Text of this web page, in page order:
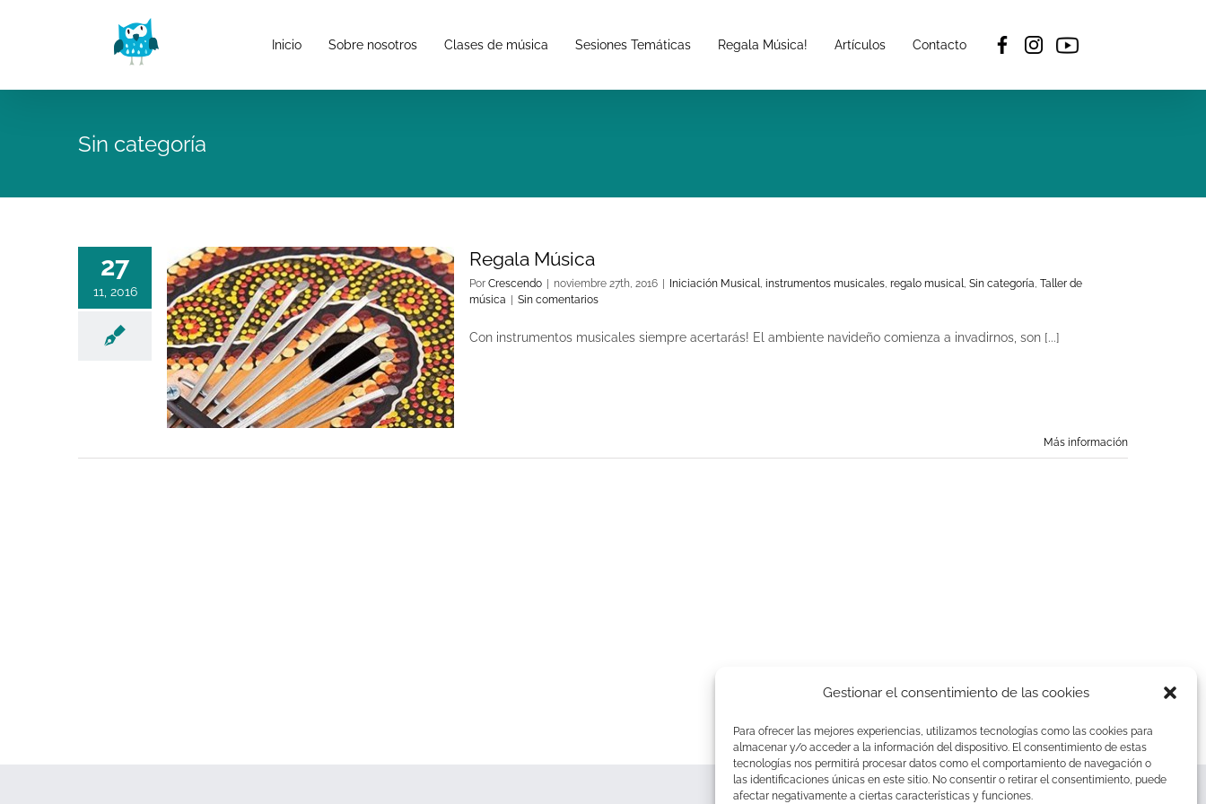
Gestionar el consentimiento de las cookies
Para ofrecer las mejores experiencias, utilizamos tecnologías como las cookies para
almacenar y/o acceder a la información del dispositivo. El consentimiento de estas
tecnologías nos permitirá procesar datos como el comportamiento de navegación o
las identificaciones únicas en este sitio. No consentir o retirar el consentimiento, puede
afectar negativamente a ciertas características y funciones.
Inicio Sobre nosotros Clases de música Sesiones Temáticas Regala Música! Artículos Contacto
Sin categoría
27
11, 2016
Regala Música
Por Crescendo noviembre 27th, 2016 Iniciación Musical, instrumentos musicales, regalo musical, Sin categoría, Taller de
música
Sin comentarios
Con instrumentos musicales siempre acertarás! El ambiente navideño comienza a invadirnos, son [...]
Más información